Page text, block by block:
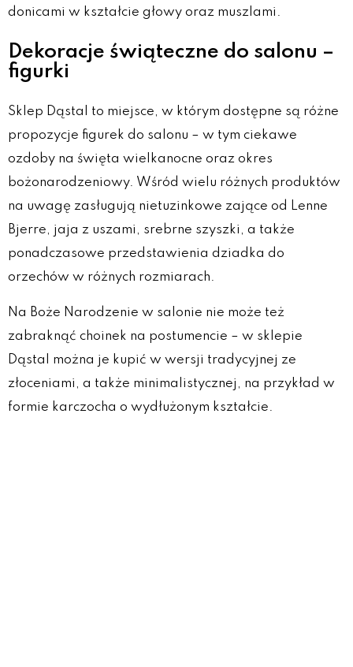
donicami w kształcie głowy oraz muszlami.
Dekoracje świąteczne do salonu –
figurki
Sklep Dąstal to miejsce, w którym dostępne są różne
propozycje figurek do salonu – w tym ciekawe
ozdoby na święta wielkanocne oraz okres
bożonarodzeniowy. Wśród wielu różnych produktów
na uwagę zasługują nietuzinkowe zające od Lenne
Bjerre, jaja z uszami, srebrne szyszki, a także
ponadczasowe przedstawienia dziadka do
orzechów w różnych rozmiarach.
Na Boże Narodzenie w salonie nie może też
zabraknąć choinek na postumencie – w sklepie
Dąstal można je kupić w wersji tradycyjnej ze
złoceniami, a także minimalistycznej, na przykład w
formie karczocha o wydłużonym kształcie.